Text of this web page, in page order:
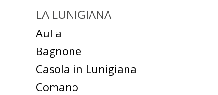
LA LUNIGIANA
Aulla
Bagnone
Casola in Lunigiana
Comano